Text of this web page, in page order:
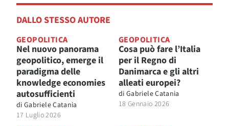
DALLO STESSO AUTORE
GEOPOLITICA
Nel nuovo panorama
geopolitico, emerge il
paradigma delle
knowledge economies
autosufficienti
di Gabriele Catania
17 Luglio 2026
GEOPOLITICA
Cosa può fare l’Italia
per il Regno di
Danimarca e gli altri
alleati europei?
di Gabriele Catania
18 Gennaio 2026